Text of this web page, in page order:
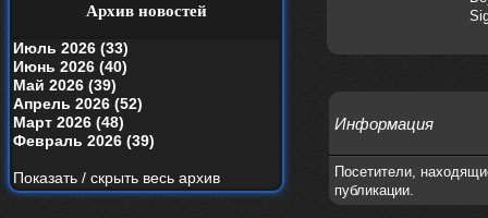
your window вышел
nеrvous_dеvil
Альбом года баста/гуф
Alternativshik_6
https://www.youtube.com/watch?v=k
yHesI7AYKg
зашел на сайт спустя 10 лет, почитал
Архив новостей
Июль 2026 (33)
Июнь 2026 (40)
Май 2026 (39)
Апрель 2026 (52)
Март 2026 (48)
Февраль 2026 (39)
Показать / скрыть весь архив
Информация
Посетители,
публикации.